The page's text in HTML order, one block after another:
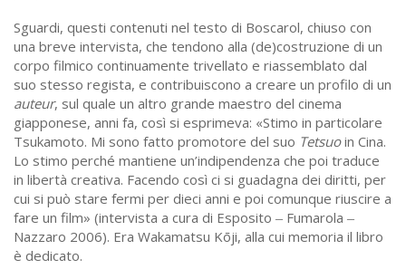
Sguardi, questi contenuti nel testo di Boscarol, chiuso con
una breve intervista, che tendono alla (de)costruzione di un
corpo filmico continuamente trivellato e riassemblato dal
suo stesso regista, e contribuiscono a creare un profilo di un
auteur, sul quale un altro grande maestro del cinema
giapponese, anni fa, così si esprimeva: «Stimo in particolare
Tsukamoto. Mi sono fatto promotore del suo Tetsuoin Cina.
Lo stimo perché mantiene un’indipendenza che poi traduce
in libertà creativa. Facendo così ci si guadagna dei diritti, per
cui si può stare fermi per dieci anni e poi comunque riuscire a
fare un film» (intervista a cura di Esposito – Fumarola –
Nazzaro 2006). Era Wakamatsu Kōji, alla cui memoria il libro
è dedicato.